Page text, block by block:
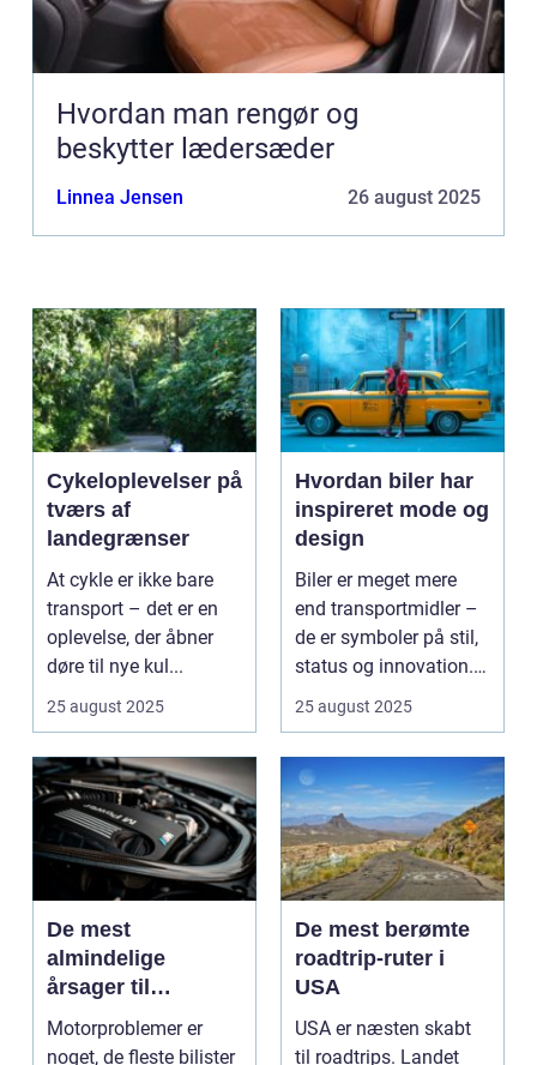
Hvordan man rengør og
beskytter lædersæder
Linnea Jensen 26 august 2025
Cykeloplevelser på
tværs af
landegrænser
At cykle er ikke bare
transport – det er en
oplevelse, der åbner
døre til nye kul...
25 august 2025
Hvordan biler har
inspireret mode og
design
Biler er meget mere
end transportmidler –
de er symboler på stil,
status og innovation.
...
25 august 2025
De mest
almindelige
årsager til
motorproblemer
Motorproblemer er
noget, de fleste bilister
De mest berømte
roadtrip-ruter i
USA
USA er næsten skabt
til roadtrips. Landet